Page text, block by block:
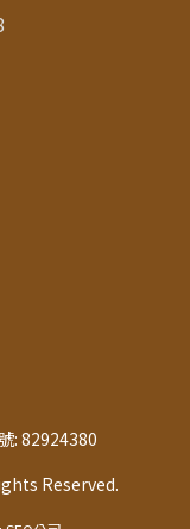
: 82924380
Reserved.